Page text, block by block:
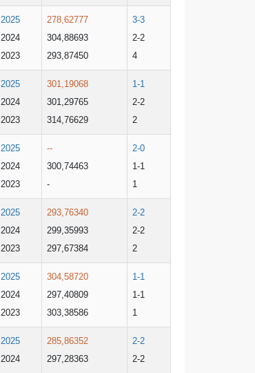
2025
2024
2023
278,62777
304,88693
293,87450
3-3
2-2
4
2025
2024
2023
301,19068
301,29765
314,76629
1-1
2-2
2
2025
2024
2023
--
300,74463
-
2-0
1-1
1
2025
2024
2023
293,76340
299,35993
297,67384
2-2
2-2
2
2025
2024
2023
304,58720
297,40809
303,38586
1-1
1-1
1
2025
2024
285,86352
297,28363
2-2
2-2